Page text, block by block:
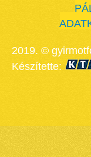
2019. ©
Készítette: